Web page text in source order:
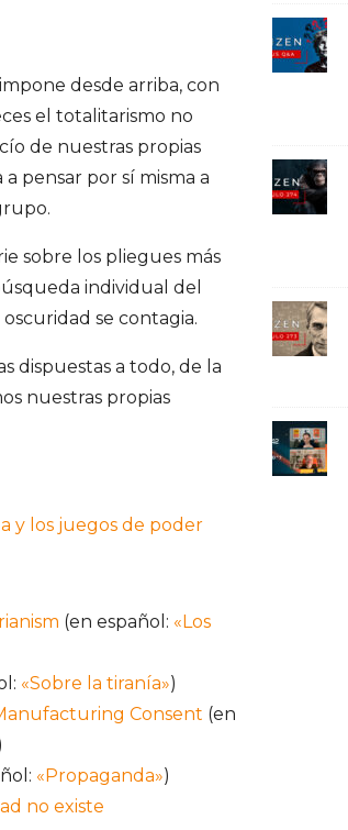
desde arriba, con
el totalitarismo no
de nuestras propias
pensar por sí misma a
sobre los pliegues más
individual del
se contagia.
dispuestas a todo, de la
nuestras propias
y los juegos de poder
(en español: «Los
«Sobre la tiranía»)
Consent (en
«Propaganda»)
no existe